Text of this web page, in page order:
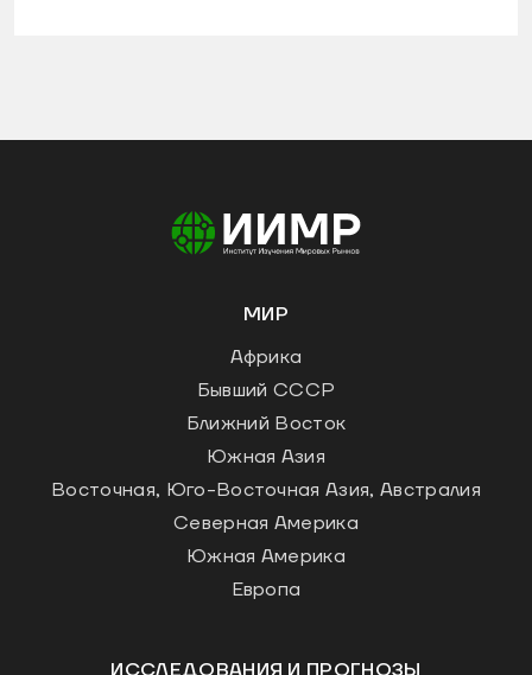
МИР
Африка
Бывший СССР
Ближний Восток
Южная Азия
Восточная, Юго-Восточная Азия, Австралия
Северная Америка
Южная Америка
Европа